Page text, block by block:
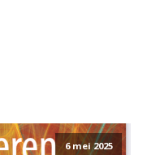
6 mei 2025